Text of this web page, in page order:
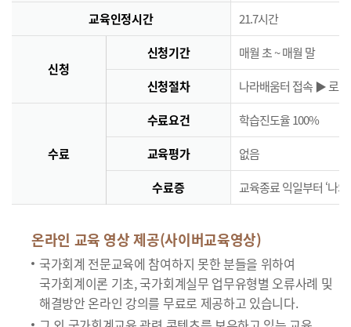
교육인정시간 21.7시간
신청
신청기간 매월 초 ~ 매월 말
신청절차 나라배움터 접속 ▶ 로그
수료
수료요건 학습진도율 100%
교육평가 없음
수료증 교육종료 익일부터 ‘나
온라인 교육 영상 제공(사이버교육영상)
국가회계 전문교육에 참여하지 못한 분들을 위하여
국가회계이론 기초, 국가회계실무 업무유형별 오류사례 및
해결방안 온라인 강의를 무료로 제공하고 있습니다.